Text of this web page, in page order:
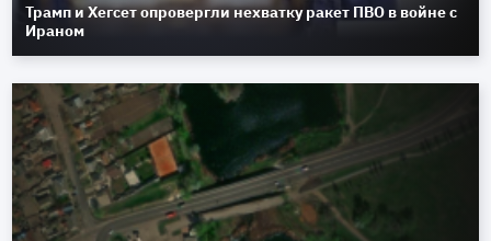
Трамп и Хегсет опровергли нехватку ракет ПВО в войне с
Ираном